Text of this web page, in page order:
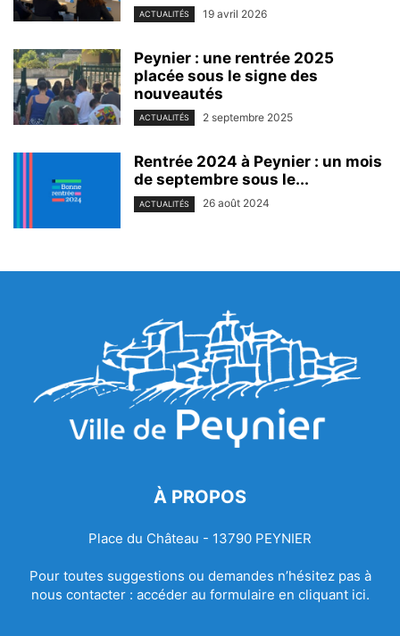
ACTUALITÉS 19 avril 2026
Peynier : une rentrée 2025
placée sous le signe des
nouveautés
ACTUALITÉS 2 septembre 2025
Rentrée 2024 à Peynier : un mois
de septembre sous le...
ACTUALITÉS 26 août 2024
À PROPOS
Place du Château - 13790 PEYNIER
Pour toutes suggestions ou demandes n’hésitez pas à
nous contacter : accéder au formulaire en cliquant ici.